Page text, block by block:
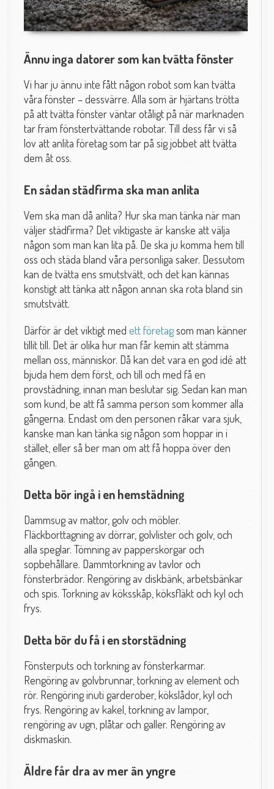
Ännu inga datorer som kan tvätta fönster
Vi har ju ännu inte fått någon robot som kan tvätta
våra fönster – dessvärre. Alla som är hjärtans trötta
på att tvätta fönster väntar otåligt på när marknaden
tar fram fönstertvättande robotar. Till dess får vi så
lov att anlita företag som tar på sig jobbet att tvätta
dem åt oss.
En sådan städfirma ska man anlita
Vem ska man då anlita? Hur ska man tänka när man
väljer städfirma? Det viktigaste är kanske att välja
någon som man kan lita på. De ska ju komma hem till
oss och städa bland våra personliga saker. Dessutom
kan de tvätta ens smutstvätt, och det kan kännas
konstigt att tänka att någon annan ska rota bland sin
smutstvätt.
Därför är det viktigt medett företagsom man känner
tillit till. Det är olika hur man får kemin att stämma
mellan oss, människor. Då kan det vara en god idé att
bjuda hem dem först, och till och med få en
provstädning, innan man beslutar sig. Sedan kan man
som kund, be att få samma person som kommer alla
gångerna. Endast om den personen råkar vara sjuk,
kanske man kan tänka sig någon som hoppar in i
stället, eller så ber man om att få hoppa över den
gången.
Detta bör ingå i en hemstädning
Dammsug av mattor, golv och möbler.
Fläckborttagning av dörrar, golvlister och golv, och
alla speglar. Tömning av papperskorgar och
sopbehållare. Dammtorkning av tavlor och
fönsterbrädor. Rengöring av diskbänk, arbetsbänkar
och spis. Torkning av köksskåp, köksfläkt och kyl och
frys.
Detta bör du få i en storstädning
Fönsterputs och torkning av fönsterkarmar.
Rengöring av golvbrunnar, torkning av element och
rör. Rengöring inuti garderober, kökslådor, kyl och
frys. Rengöring av kakel, torkning av lampor,
rengöring av ugn, plåtar och galler. Rengöring av
diskmaskin.
Äldre får dra av mer än yngre